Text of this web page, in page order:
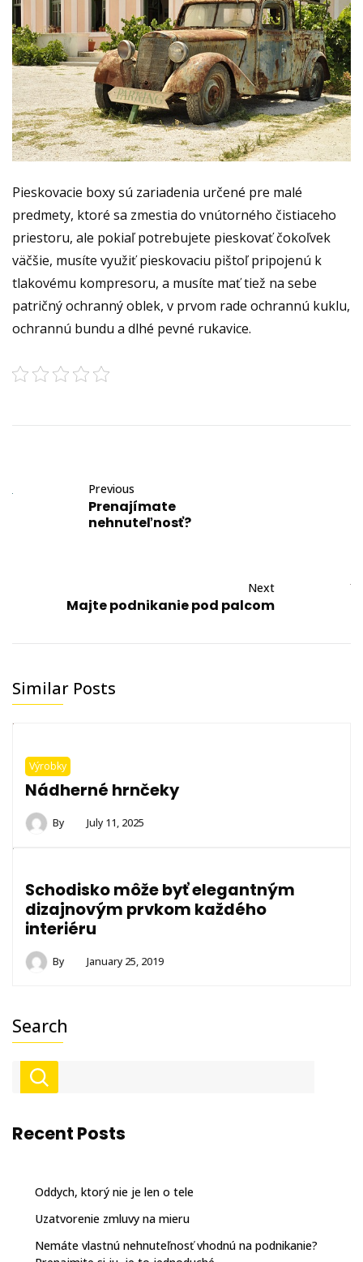
Pieskovacie boxy sú zariadenia určené pre malé
predmety, ktoré sa zmestia do vnútorného čistiaceho
priestoru, ale pokiaľ potrebujete pieskovať čokoľvek
väčšie, musíte využiť pieskovaciu pištoľ pripojenú k
tlakovému kompresoru, a musíte mať tiež na sebe
patričný ochranný oblek, v prvom rade ochrannú kuklu,
ochrannú bundu a dlhé pevné rukavice.
Previous
Prenajímate
nehnuteľnosť?
Next
Majte podnikanie pod palcom
Similar Posts
Výrobky
Nádherné hrnčeky
By July 11, 2025
Schodisko môže byť elegantným
dizajnovým prvkom každého
interiéru
By January 25, 2019
Search
Recent Posts
Oddych, ktorý nie je len o tele
Uzatvorenie zmluvy na mieru
Nemáte vlastnú nehnuteľnosť vhodnú na podnikanie?